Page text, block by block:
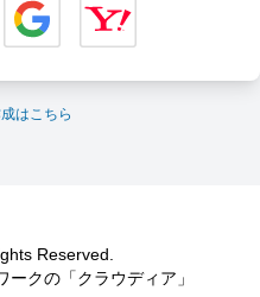
はこちら
Reserved.
クの「クラウディア」